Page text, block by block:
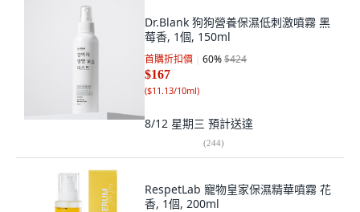
Dr.Blank 狗狗營養保濕低刺激噴霧 黑
莓香, 1個, 150ml
首購折扣價 60%$424
$167
($11.13/10ml)
8/12 星期三 預計送達
(244)
RespetLab 寵物皇家保濕精華噴霧 花
香, 1個, 200ml